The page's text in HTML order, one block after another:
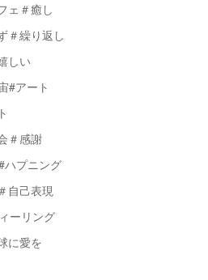
ェ＃癒し
＃繰り返し
しい
#アート
＃感謝
ハプニング
自己表現
ーリング
に愛を